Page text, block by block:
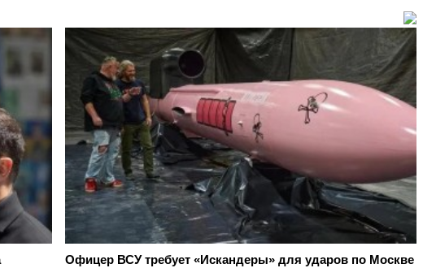
Офицер ВСУ требует «Искандеры» для ударов по Москве